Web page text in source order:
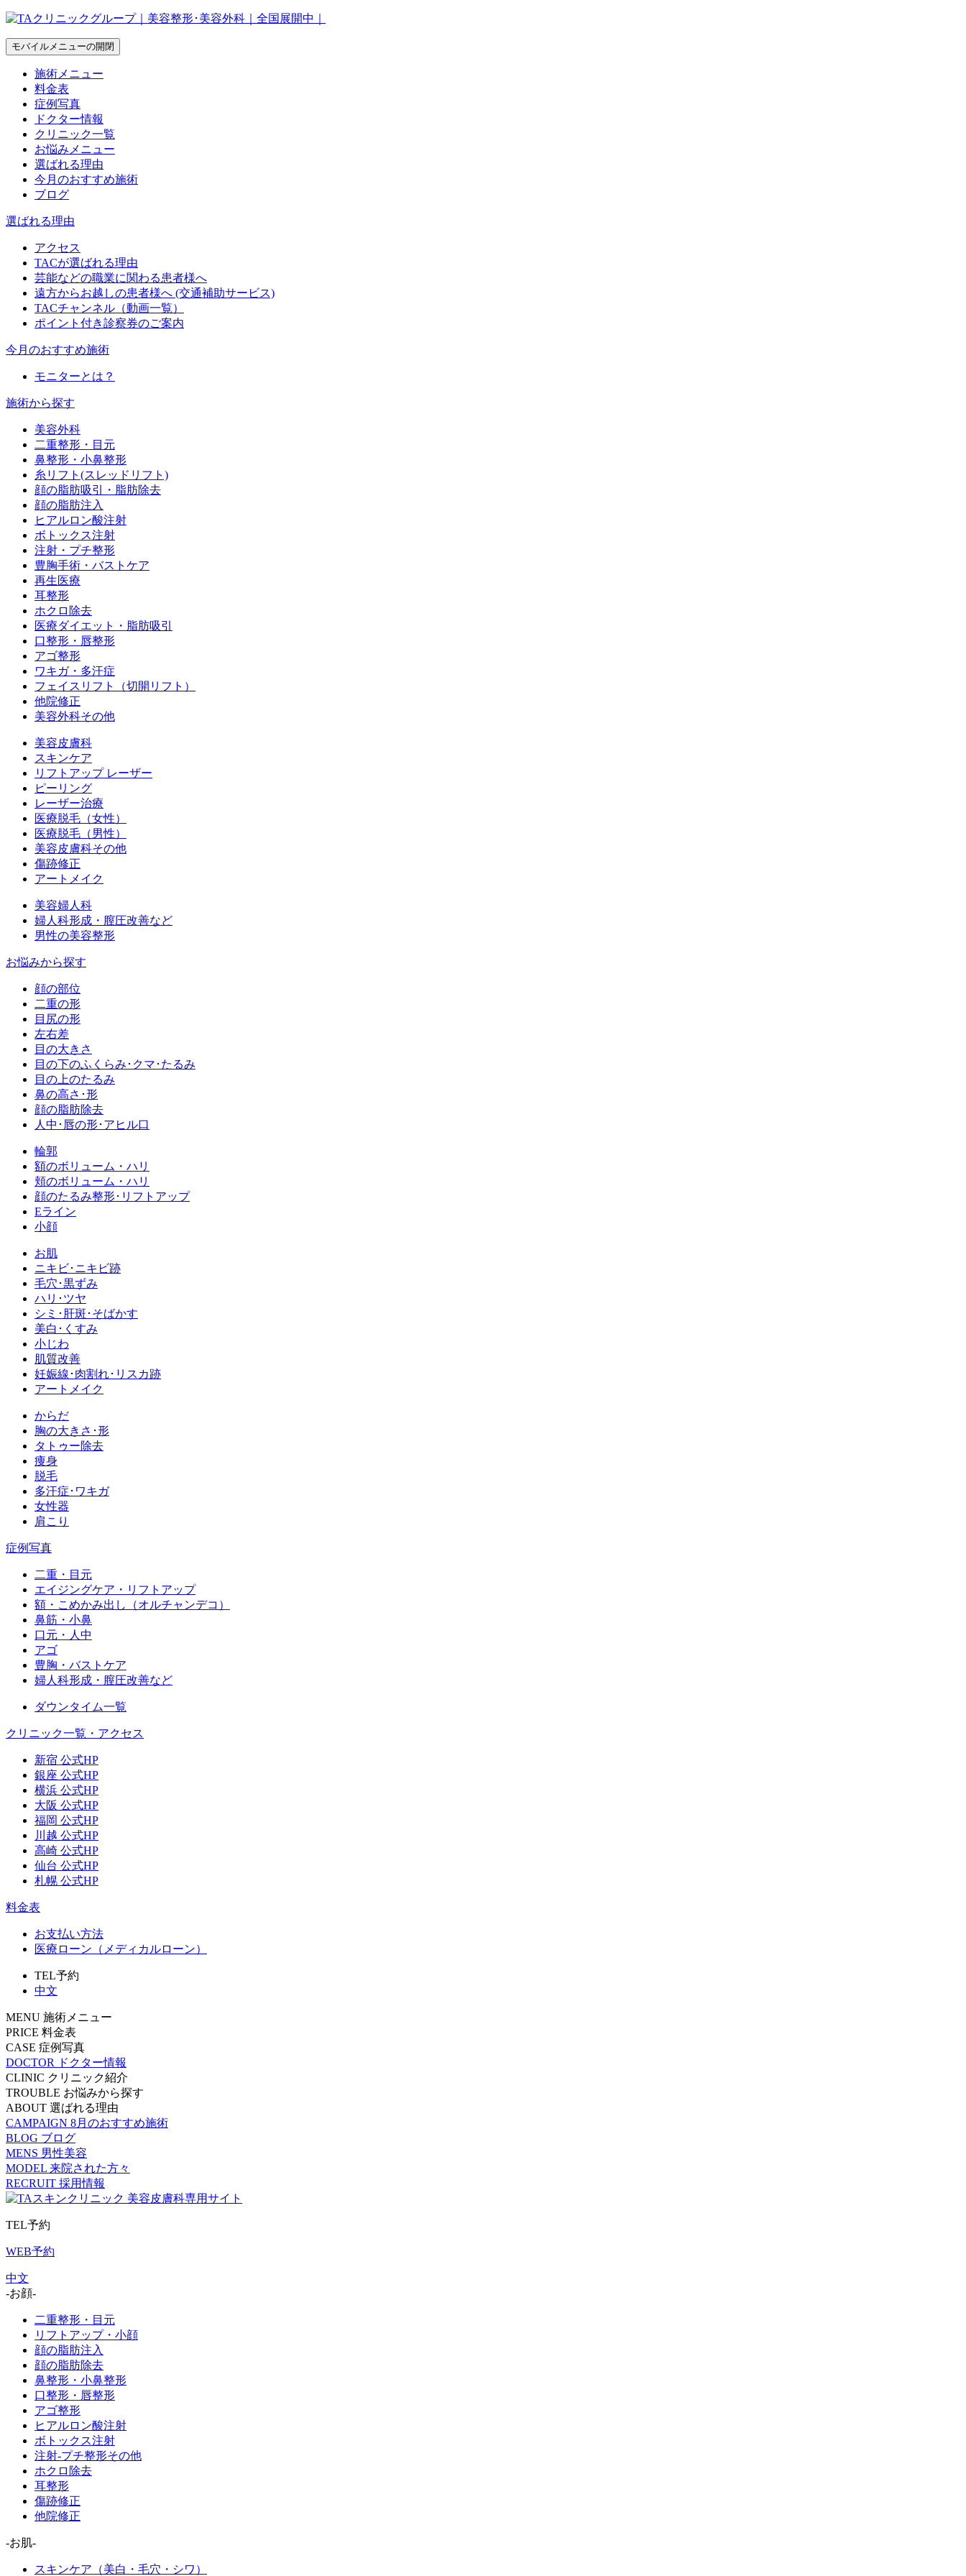
モバイルメニューの開閉
施術メニュー
料金表
症例写真
ドクター情報
クリニック一覧
お悩みメニュー
選ばれる理由
今月のおすすめ施術
ブログ
選ばれる理由
アクセス
TACが選ばれる理由
芸能などの職業に関わる患者様へ
遠方からお越しの患者様へ (交通補助サービス)
TACチャンネル（動画一覧）
ポイント付き診察券のご案内
今月のおすすめ施術
モニターとは？
施術から探す
美容外科
二重整形・目元
鼻整形・小鼻整形
糸リフト(スレッドリフト)
顔の脂肪吸引・脂肪除去
顔の脂肪注入
ヒアルロン酸注射
ボトックス注射
注射・プチ整形
豊胸手術・バストケア
再生医療
耳整形
ホクロ除去
医療ダイエット・脂肪吸引
口整形・唇整形
アゴ整形
ワキガ・多汗症
フェイスリフト（切開リフト）
他院修正
美容外科その他
美容皮膚科
スキンケア
リフトアップ レーザー
ピーリング
レーザー治療
医療脱毛（女性）
医療脱毛（男性）
美容皮膚科その他
傷跡修正
アートメイク
美容婦人科
婦人科形成・膣圧改善など
男性の美容整形
お悩みから探す
顔の部位
二重の形
目尻の形
左右差
目の大きさ
目の下のふくらみ･クマ･たるみ
目の上のたるみ
鼻の高さ･形
顔の脂肪除去
人中･唇の形･アヒル口
輪郭
額のボリューム・ハリ
頬のボリューム・ハリ
顔のたるみ整形･リフトアップ
Eライン
小顔
お肌
ニキビ･ニキビ跡
毛穴･黒ずみ
ハリ･ツヤ
シミ･肝斑･そばかす
美白･くすみ
小じわ
肌質改善
妊娠線･肉割れ･リスカ跡
アートメイク
からだ
胸の大きさ･形
タトゥー除去
痩身
脱毛
多汗症･ワキガ
女性器
肩こり
症例写真
二重・目元
エイジングケア・リフトアップ
額・こめかみ出し（オルチャンデコ）
鼻筋・小鼻
口元・人中
アゴ
豊胸・バストケア
婦人科形成・膣圧改善など
ダウンタイム一覧
クリニック一覧・アクセス
新宿 公式HP
銀座 公式HP
横浜 公式HP
大阪 公式HP
福岡 公式HP
川越 公式HP
高崎 公式HP
仙台 公式HP
札幌 公式HP
料金表
お支払い方法
医療ローン（メディカルローン）
TEL予約
中文
MENU 施術メニュー
PRICE 料金表
CASE 症例写真
DOCTOR
ドクター情報
CLINIC クリニック紹介
TROUBLE お悩みから探す
ABOUT 選ばれる理由
CAMPAIGN 8月のおすすめ施術
BLOG ブログ
MENS 男性美容
MODEL 来院された方々
RECRUIT 採用情報
TEL予約
WEB予約
中文
-お顔-
二重整形・目元
リフトアップ・小顔
顔の脂肪注入
顔の脂肪除去
鼻整形・小鼻整形
口整形・唇整形
アゴ整形
ヒアルロン酸注射
ボトックス注射
注射-プチ整形その他
ホクロ除去
耳整形
傷跡修正
他院修正
-お肌-
スキンケア（美白・毛穴・シワ）